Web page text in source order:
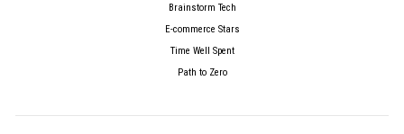
Brainstorm Tech
E-commerce Stars
Time Well Spent
Path to Zero